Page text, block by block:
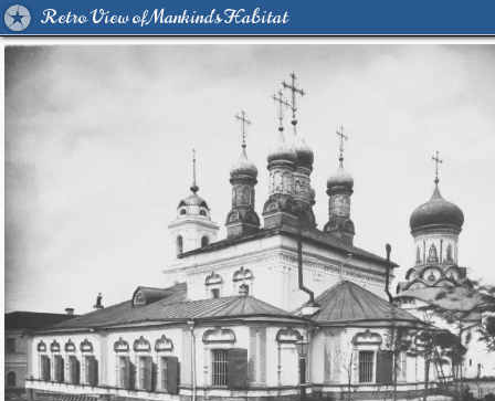
Retro View of Mankind's Habitat